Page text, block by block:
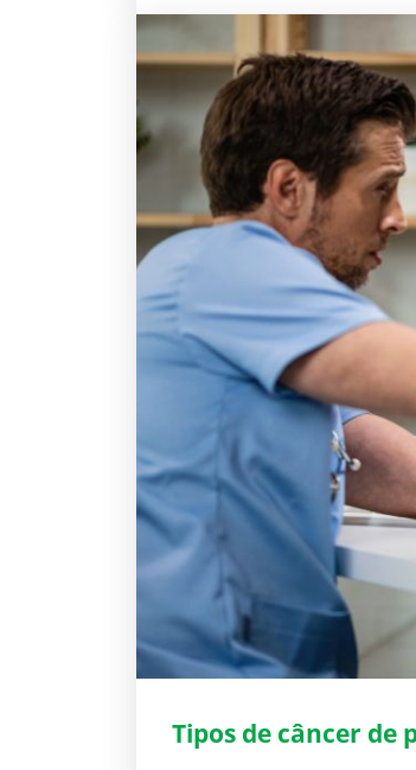
Tipos de câncer de